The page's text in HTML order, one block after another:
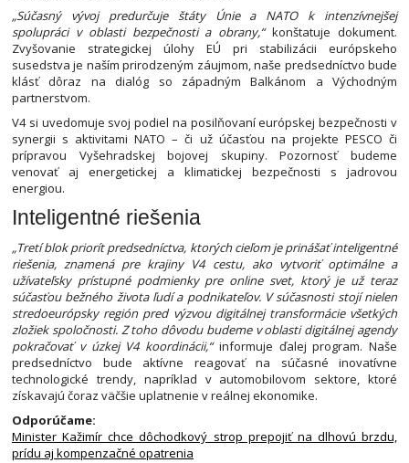
„Súčasný vývoj predurčuje štáty Únie a NATO k intenzívnejšej
spolupráci v oblasti bezpečnosti a obrany,“konštatuje dokument.
Zvyšovanie strategickej úlohy EÚ pri stabilizácii európskeho
susedstva je naším prirodzeným záujmom, naše predsedníctvo bude
klásť dôraz na dialóg so západným Balkánom a Východným
partnerstvom.
V4 si uvedomuje svoj podiel na posilňovaní európskej bezpečnosti v
synergii s aktivitami NATO – či už účasťou na projekte PESCO či
prípravou Vyšehradskej bojovej skupiny. Pozornosť budeme
venovať aj energetickej a klimatickej bezpečnosti s jadrovou
energiou.
Inteligentné riešenia
„Tretí blok priorít predsedníctva, ktorých cieľom je prinášať inteligentné
riešenia, znamená pre krajiny V4 cestu, ako vytvoriť optimálne a
užívateľsky prístupné podmienky pre online svet, ktorý je už teraz
súčasťou bežného života ľudí a podnikateľov. V súčasnosti stojí nielen
stredoeurópsky región pred výzvou digitálnej transformácie všetkých
zložiek spoločnosti. Z toho dôvodu budeme v oblasti digitálnej agendy
pokračovať v úzkej V4 koordinácii,“informuje ďalej program. Naše
predsedníctvo bude aktívne reagovať na súčasné inovatívne
technologické trendy, napríklad v automobilovom sektore, ktoré
získavajú čoraz väčšie uplatnenie v reálnej ekonomike.
Odporúčame:
Minister Kažimír chce dôchodkový strop prepojiť na dlhovú brzdu,
prídu aj kompenzačné opatrenia